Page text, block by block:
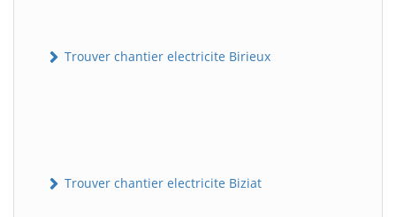
Trouver chantier electricite Birieux
Trouver chantier electricite Biziat